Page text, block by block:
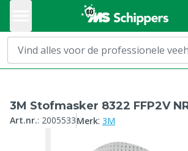
3M Stofmasker 8322 FFP2V
Art.nr.: 2005533Merk: 3M